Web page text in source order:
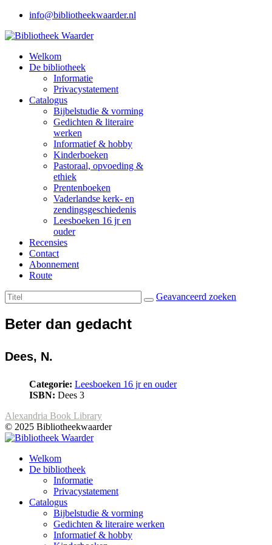
info@bibliotheekwaarder.nl
Welkom
De bibliotheek
Informatie
Privacystatement
Catalogus
Bijbelstudie & vorming
Gedichten & literaire
werken
Informatief & hobby
Kinderboeken
Pastoraal, opvoeding &
ethiek
Prentenboeken
Vaderlandse kerk- en
zendingsgeschiedenis
Leesboeken 16 jr en
ouder
Recensies
Contact
Abonnement
Route
Geavanceerd zoeken
Beter dan gedacht
Dees, N.
Categorie: Leesboeken 16 jr en ouder
ISBN: Dees 3
Alexandria Book Library
© 2025 Bibliotheekwaarder
Welkom
De bibliotheek
Informatie
Privacystatement
Catalogus
Bijbelstudie & vorming
Gedichten & literaire werken
Informatief & hobby